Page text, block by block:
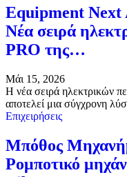
Equipment Next
Νέα σειρά
PRO της…
Μάι 15, 2026
Η νέα σειρά ηλεκτρικών
αποτελεί μια σύγχρονη
Επιχειρήσεις
Μπόθος
Ρομποτικό